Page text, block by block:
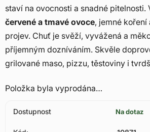
staví na ovocnosti a snadné pitelnosti.
červené a tmavé ovoce, jemné
projev. Chuť je svěží, vyvážená a
příjemným dozníváním. Skvěle
grilované maso, pizzu, těstoviny i
Položka byla vyprodána…
Dostupnost Na dotaz